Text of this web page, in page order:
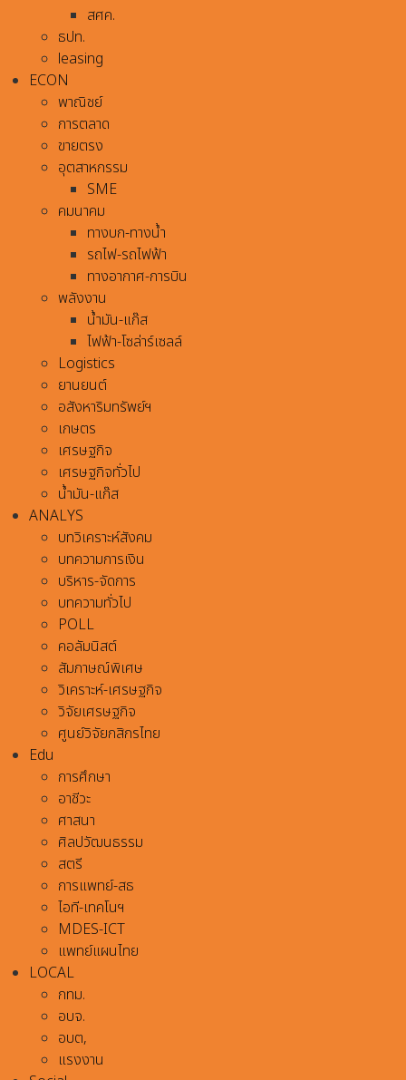
สศค.
ธปท.
leasing
ECON
พาณิชย์
การตลาด
ขายตรง
อุตสาหกรรม
SME
คมนาคม
ทางบก-ทางน้ำ
รถไฟ-รถไฟฟ้า
ทางอากาศ-การบิน
พลังงาน
น้ำมัน-แก๊ส
ไฟฟ้า-โซล่าร์เซลล์
Logistics
ยานยนต์
อสังหาริมทรัพย์ฯ
เกษตร
เศรษฐกิจ
เศรษฐกิจทั่วไป
น้ำมัน-แก๊ส
ANALYS
บทวิเคราะห์สังคม
บทความการเงิน
บริหาร-จัดการ
บทความทั่วไป
POLL
คอลัมนิสต์
สัมภาษณ์พิเศษ
วิเคราะห์-เศรษฐกิจ
วิจัยเศรษฐกิจ
ศูนย์วิจัยกสิกรไทย
Edu
การศึกษา
อาชีวะ
ศาสนา
ศิลปวัฒนธรรม
สตรี
การแพทย์-สธ
ไอที-เทคโนฯ
MDES-ICT
แพทย์แผนไทย
LOCAL
กทม.
อบจ.
อบต,
แรงงาน